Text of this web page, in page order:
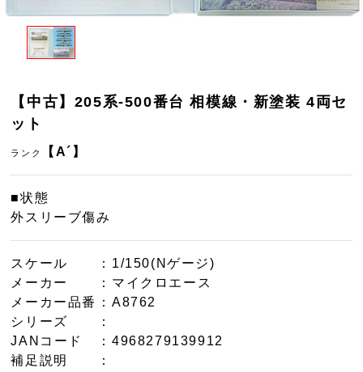
【中古】205系-500番台 相模線・新塗装 4両セ
ット
ランク 【A´】
■状態
外スリーブ傷み
スケール
：1/150(Nゲージ)
メーカー
：マイクロエース
メーカー品番
：A8762
シリーズ
：
JANコード
：4968279139912
補足説明
：